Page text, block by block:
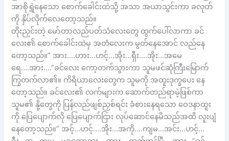
အာစိုရွှဲနေသော စောက်ခေါင်းထဲသို့ အသာ အယာသွင်းကာ ခလုတ်
ကို နှိပ်လိုက်လေတော့သည်။
တိုးညှင်းတဲ့ မော်တာလည်ပတ်သံလေးတွေ ထွက်ပေါ်လာကာ ခင်
လေး၏ စောက်ခေါင်းထဲမှ အတံလေးက မွတ်နေအောင် လည်နေ
တော့သည်။” အား….ဟား…ဟင့်…အိုး…ရှီး….အိုး…အမေ
ရေ….အား….”ခင်လေး ကော့တက်သွားကာ သူမဖင်ဆုံကြီးမြောက်
ကြွတက်လာ၏။ ကိရိယာလေးတွေက သူမကို အထူးဒုက္ခပေး နေ
တော့သည်။ ခင်လေး၏ လက်များက ဆောက်တည်ရာမဲ့ဖြစ်ကာ
သူမ၏ နို့တွေကို ပြန်လည်ဖျစ်ညှစ်ရင်း ခံစားနေရသော ဝေဒနာထူး
ကို ပြေပျောက်လို ပြေပျောက်ငြား လုပ်ဆောင်နေမိသည်အထိ လူးပျံ
နေတော့သည်။” အင့်…ဟင့်….အိုး…အကို….ကျမ…အင်း…ဟင့်…